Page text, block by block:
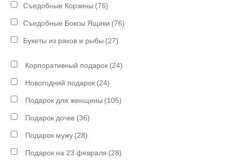
Съедобные Корзины (76)
Съедобные Боксы Ящики (76)
Букеты из раков и рыбы (27)
Корпоративный подарок (24)
Новогодний подарок (24)
Подарок для женщины (105)
Подарок дочке (36)
Подарок мужу (28)
Подарок на 23 февраля (28)